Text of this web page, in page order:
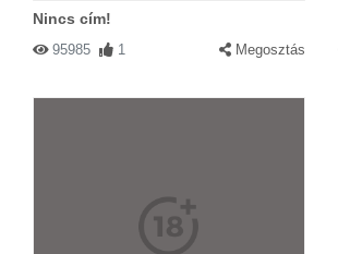
Nincs cím!
95985 1 Megosztás